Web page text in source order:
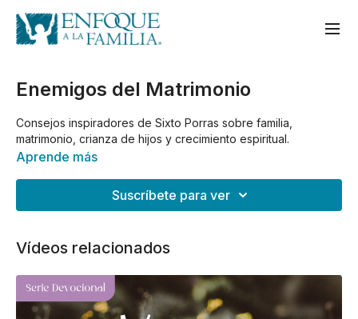
Enemigos del Matrimonio
Consejos inspiradores de Sixto Porras sobre familia,
matrimonio, crianza de hijos y crecimiento espiritual.
Aprende más
Suscríbete para ver
Vídeos relacionados